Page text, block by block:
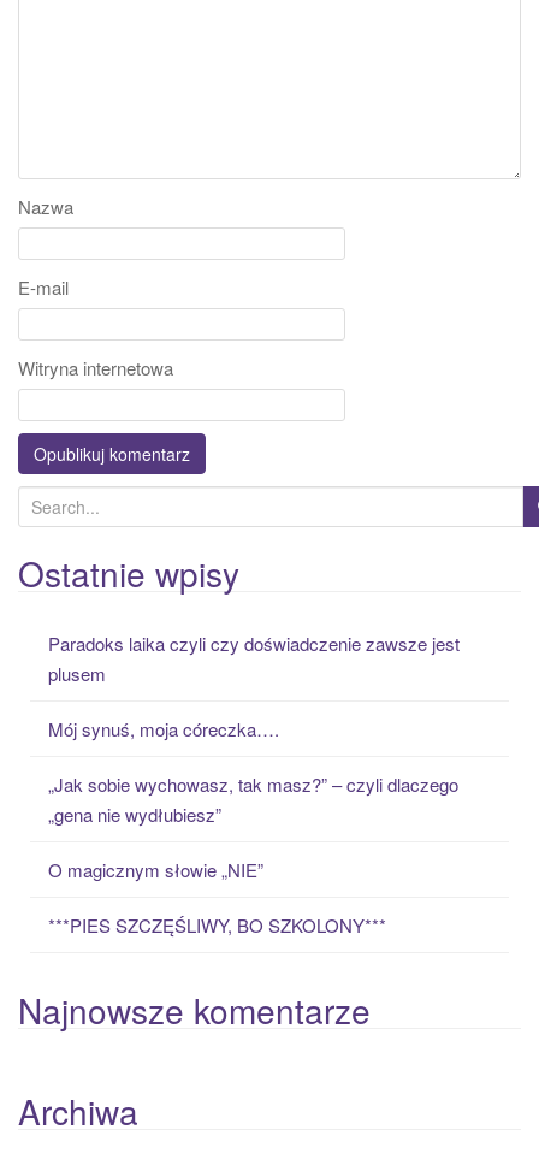
Nazwa
E-mail
Witryna internetowa
e
a
r
Ostatnie wpisy
Paradoks laika czyli czy doświadczenie zawsze jest
plusem
Mój synuś, moja córeczka….
„Jak sobie wychowasz, tak masz?” – czyli dlaczego
„gena nie wydłubiesz”
O magicznym słowie „NIE”
***PIES SZCZĘŚLIWY, BO SZKOLONY***
Najnowsze komentarze
Archiwa